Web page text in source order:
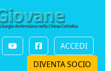
ACCEDI
DIVENTA SOCIO